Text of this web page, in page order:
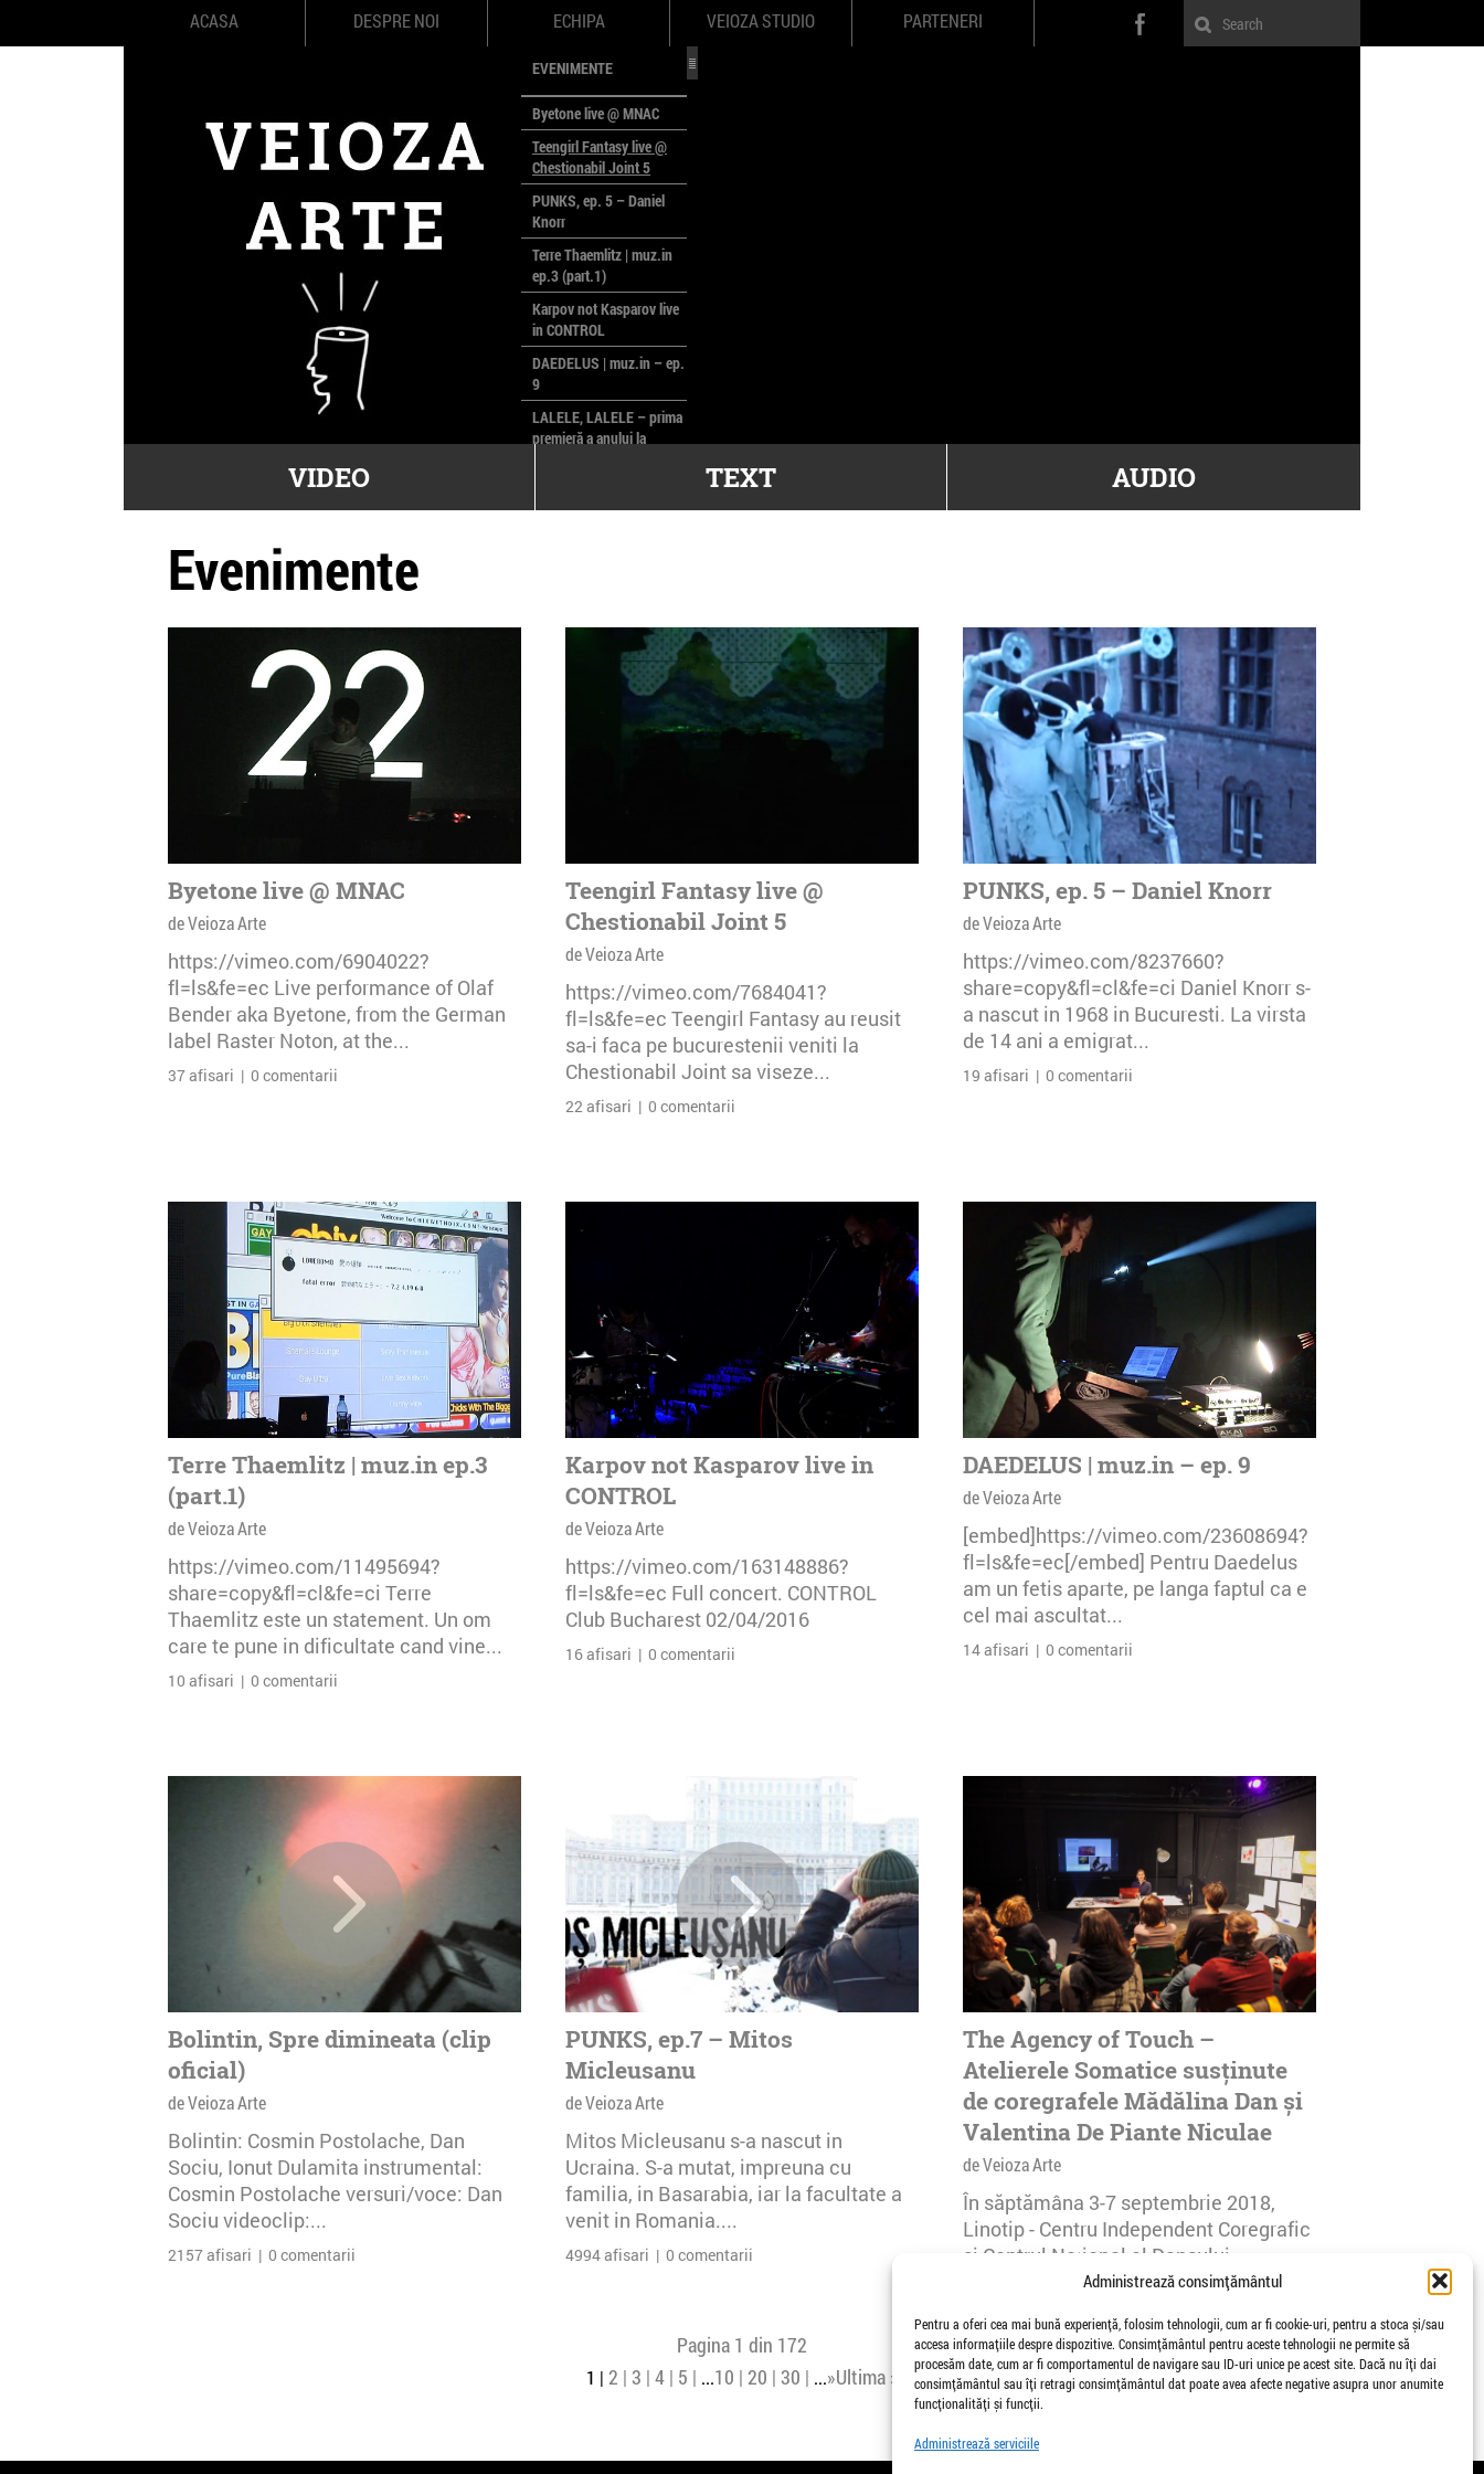
Administrează consimțământul
Pentru a oferi cea mai bună experiență, folosim tehnologii, cum ar fi cookie-uri, pentru a stoca și/sau
accesa informațiile despre dispozitive. Consimțământul pentru aceste tehnologii ne permite să
procesăm date, cum ar fi comportamentul de navigare sau ID-uri unice pe acest site. Dacă nu îți dai
consimțământul sau îți retragi consimțământul dat poate avea afecte negative asupra unor anumite
funcționalități și funcții.
Administrează serviciile
ACASA DESPRE NOI ECHIPA VEIOZA STUDIO PARTENERI
EVENIMENTE
Byetone live @ MNAC
Teengirl Fantasy live @
Chestionabil Joint 5
PUNKS, ep. 5 – Daniel
Knorr
Terre Thaemlitz | muz.in
ep.3 (part.1)
Karpov not Kasparov live
in CONTROL
DAEDELUS | muz.in – ep.
9
LALELE, LALELE – prima
premieră a anului la
poloneze la București
VIDEO TEXT AUDIO
Evenimente
Byetone live @ MNAC
de Veioza Arte
https://vimeo.com/6904022?
fl=ls&fe=ec Live performance of Olaf
Bender aka Byetone, from the German
label Raster Noton, at the...
37 afisari | 0 comentarii
Teengirl Fantasy live @
Chestionabil Joint 5
de Veioza Arte
https://vimeo.com/7684041?
fl=ls&fe=ec Teengirl Fantasy au reusit
sa-i faca pe bucurestenii veniti la
Chestionabil Joint sa viseze...
22 afisari | 0 comentarii
PUNKS, ep. 5 – Daniel Knorr
de Veioza Arte
https://vimeo.com/8237660?
share=copy&fl=cl&fe=ci Daniel Knorr s-
a nascut in 1968 in Bucuresti. La virsta
de 14 ani a emigrat...
19 afisari | 0 comentarii
Terre Thaemlitz | muz.in ep.3
(part.1)
de Veioza Arte
https://vimeo.com/11495694?
share=copy&fl=cl&fe=ci Terre
Thaemlitz este un statement. Un om
care te pune in dificultate cand vine...
10 afisari | 0 comentarii
Karpov not Kasparov live in
CONTROL
de Veioza Arte
https://vimeo.com/163148886?
fl=ls&fe=ec Full concert. CONTROL
Club Bucharest 02/04/2016
16 afisari | 0 comentarii
DAEDELUS | muz.in – ep. 9
de Veioza Arte
[embed]https://vimeo.com/23608694?
fl=ls&fe=ec[/embed] Pentru Daedelus
am un fetis aparte, pe langa faptul ca e
cel mai ascultat...
14 afisari | 0 comentarii
Bolintin, Spre dimineata (clip
oficial)
de Veioza Arte
Bolintin: Cosmin Postolache, Dan
Sociu, Ionut Dulamita instrumental:
Cosmin Postolache versuri/voce: Dan
Sociu videoclip:...
2157 afisari | 0 comentarii
PUNKS, ep.7 – Mitos
Micleusanu
de Veioza Arte
Mitos Micleusanu s-a nascut in
Ucraina. S-a mutat, impreuna cu
familia, in Basarabia, iar la facultate a
venit in Romania....
4994 afisari | 0 comentarii
The Agency of Touch –
Atelierele Somatice susținute
de coregrafele Mădălina Dan și
Valentina De Piante Niculae
de Veioza Arte
În săptămâna 3-7 septembrie 2018,
Linotip - Centru Independent Coregrafic
și Centrul Național al Dansului
26 afisari | 0 comentarii
Pagina 1 din 172
1 2 3 4 5 ...10 20 30 ...»Ultima »